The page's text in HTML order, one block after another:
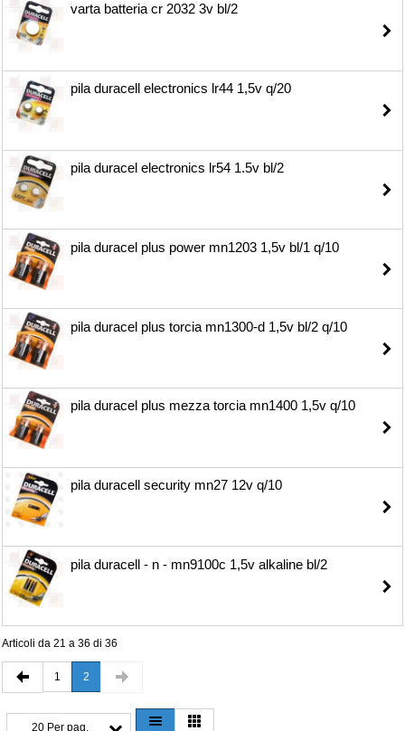
varta batteria cr 2032 3v bl/2
pila duracell electronics lr44 1,5v q/20
pila duracel electronics lr54 1.5v bl/2
pila duracel plus power mn1203 1,5v bl/1 q/10
pila duracel plus torcia mn1300-d 1,5v bl/2 q/10
pila duracel plus mezza torcia mn1400 1,5v q/10
pila duracell security mn27 12v q/10
pila duracell - n - mn9100c 1,5v alkaline bl/2
Articoli da 21 a 36 di 36
1 2
20 Per pag.